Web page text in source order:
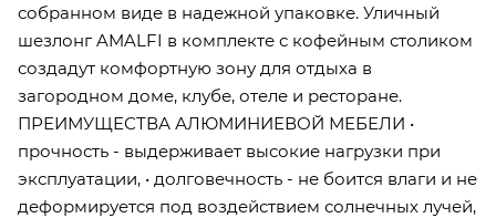
собранном виде в надежной упаковке. Уличный
шезлонг AMALFI в комплекте с кофейным столиком
создадут комфортную зону для отдыха в
загородном доме, клубе, отеле и ресторане.
ПРЕИМУЩЕСТВА АЛЮМИНИЕВОЙ МЕБЕЛИ •
прочность - выдерживает высокие нагрузки при
эксплуатации, • долговечность - не боится влаги и не
деформируется под воздействием солнечных лучей,